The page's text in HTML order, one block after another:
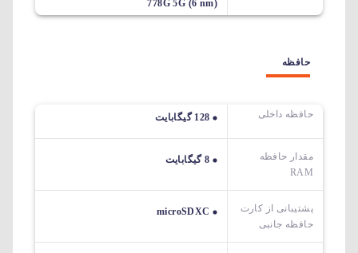
778G 5G (6 nm)
حافظه
حافظه داخلی 128 گیگابایت
مقدار حافظه
RAM
8 گیگابایت
پشتیبانی از کارت
حافظه جانبی
microSDXC